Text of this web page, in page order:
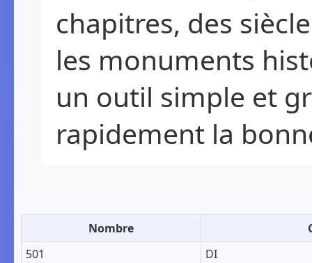
chapitres, des
les monuments
un outil simple et
rapidement la
Nombre
501
DI